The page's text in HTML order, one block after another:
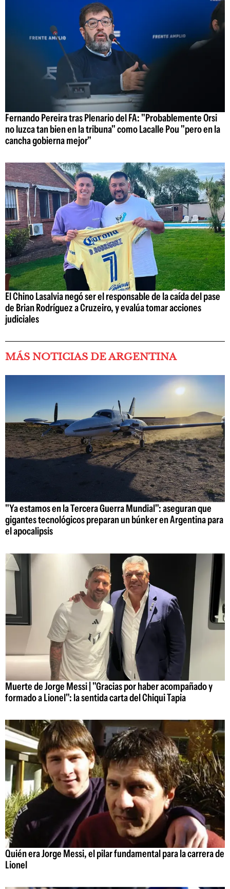
Fernando Pereira tras Plenario del FA: "Probablemente Orsi
no luzca tan bien en la tribuna" como Lacalle Pou "pero en la
cancha gobierna mejor"
El Chino Lasalvia negó ser el responsable de la caída del pase
de Brian Rodríguez a Cruzeiro, y evalúa tomar acciones
judiciales
MÁS NOTICIAS DE ARGENTINA
"Ya estamos en la Tercera Guerra Mundial": aseguran que
gigantes tecnológicos preparan un búnker en Argentina para
el apocalipsis
Muerte de Jorge Messi | "Gracias por haber acompañado y
formado a Lionel": la sentida carta del Chiqui Tapia
Quién era Jorge Messi, el pilar fundamental para la carrera de
Lionel